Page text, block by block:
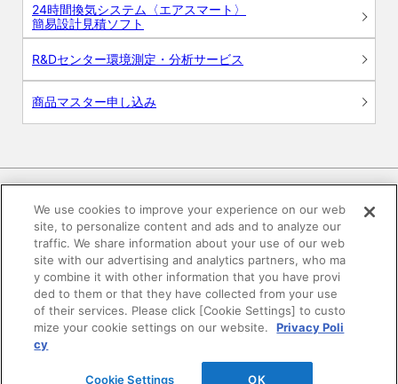
24時間換気システム〈エアスマート〉
簡易設計見積ソフト
R&Dセンター環境測定・分析サービス
商品マスター申し込み
電子公告 このWEBサイトについて
プライバシーポリシー
SNSコミュニティガイドライン サイトマップ
©DAIKEN Corporation All Rights Reserved.
We use cookies to improve your experience on our web
site, to personalize content and ads and to analyze our
traffic. We share information about your use of our web
site with our advertising and analytics partners, who ma
y combine it with other information that you have provi
ded to them or that they have collected from your use
of their services. Please click [Cookie Settings] to custo
mize your cookie settings on our website.
Privacy Poli
cy
Cookie Settings OK